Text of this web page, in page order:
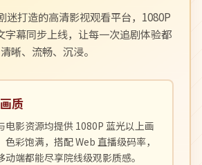
迷打造的高清影视观看平台，1080P
字幕同步上线，让每一次追剧体验都
清晰、流畅、沉浸。
质
电影资源均提供 1080P 蓝光以上画
色彩饱满，搭配 Web 直播级码率，
端都能尽享院线级观影质感。